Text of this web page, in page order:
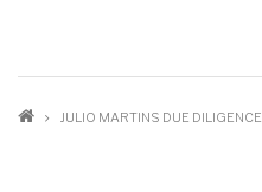
TRILHA
JULIO MARTINS DUE DILIGENCE